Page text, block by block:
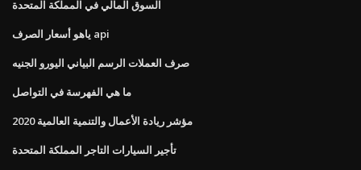
السوق المالي في المملكة المتحدة
ياهو أسعار الصرف api
صرف العملات الرسم البياني اليورو الجنيه
ما هي الفهرسة في التواصل
مؤشر ريادة الأعمال والتنمية العالمية 2020
تأجير السيارات التاجر المملكة المتحدة